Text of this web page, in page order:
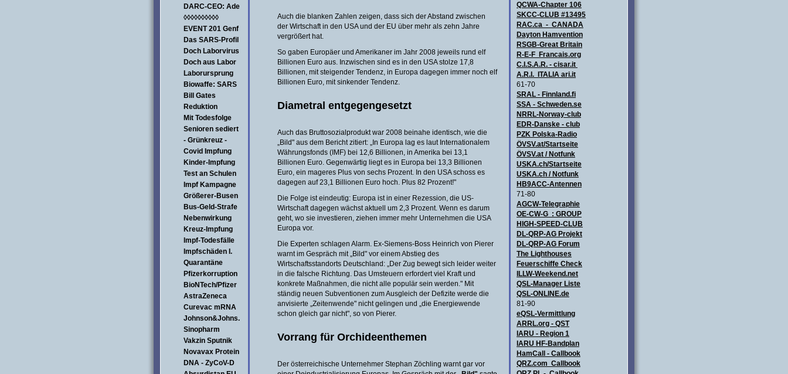
DARC-CEO: Ade
◊◊◊◊◊◊◊◊◊◊
EVENT 201 Genf
Das SARS-Profil
Doch Laborvirus
Doch aus Labor
Laborursprung
Biowaffe: SARS
Bill Gates
Reduktion
Mit Todesfolge
Senioren sediert
- Grünkreuz -
Covid Impfung
Kinder-Impfung
Test an Schulen
Impf Kampagne
Größerer-Busen
Bus-Geld-Strafe
Nebenwirkung
Kreuz-Impfung
Impf-Todesfälle
Impfschäden I.
Quarantäne
Pfizerkorruption
BioNTech/Pfizer
AstraZeneca
Curevac mRNA
Johnson&Johns.
Sinopharm
Vakzin Sputnik
Novavax Protein
DNA - ZyCoV-D
QCWA-Chapter 106
SKCC-CLUB #13495
RAC.ca - CANADA
Dayton Hamvention
RSGB-Great Britain
R-E-F Francais.org
C.I.S.A.R. - cisar.it
A.R.I. ITALIA ari.it
61-70
SRAL - Finnland.fi
SSA - Schweden.se
NRRL-Norway-club
EDR-Danske - club
PZK Polska-Radio
ÖVSV.at/Startseite
ÖVSV.at / Notfunk
USKA.ch/Startseite
USKA.ch / Notfunk
HB9ACC-Antennen
71-80
AGCW-Telegraphie
OE-CW-G : GROUP
HIGH-SPEED-CLUB
DL-QRP-AG Projekt
DL-QRP-AG Forum
The Lighthouses
Feuerschiffe Check
ILLW-Weekend.net
QSL-Manager Liste
QSL-ONLINE.de
81-90
eQSL-Vermittlung
ARRL.org - QST
IARU - Region 1
IARU HF-Bandplan
HamCall - Callbook
QRZ.com Callbook
Auch die blanken Zahlen zeigen, dass sich der Abstand zwischen
der Wirtschaft in den USA und der EU über mehr als zehn Jahre
vergrößert hat.
So gaben Europäer und Amerikaner im Jahr 2008 jeweils rund elf
Billionen Euro aus. Inzwischen sind es in den USA stolze 17,8
Billionen, mit steigender Tendenz, in Europa dagegen immer noch elf
Billionen Euro, mit sinkender Tendenz.
Diametral entgegengesetzt
Auch das Bruttosozialprodukt war 2008 beinahe identisch, wie die
„Bild" aus dem Bericht zitiert: „In Europa lag es laut Internationalem
Währungsfonds (IMF) bei 12,6 Billionen, in Amerika bei 13,1
Billionen Euro. Gegenwärtig liegt es in Europa bei 13,3 Billionen
Euro, ein mageres Plus von sechs Prozent. In den USA schoss es
dagegen auf 23,1 Billionen Euro hoch. Plus 82 Prozent!"
Die Folge ist eindeutig: Europa ist in einer Rezession, die US-
Wirtschaft dagegen wächst aktuell um 2,3 Prozent. Wenn es darum
geht, wo sie investieren, ziehen immer mehr Unternehmen die USA
Europa vor.
Die Experten schlagen Alarm. Ex-Siemens-Boss Heinrich von Pierer
warnt im Gespräch mit „Bild" vor einem Abstieg des
Wirtschaftsstandorts Deutschland: „Der Zug bewegt sich leider weiter
in die falsche Richtung. Das Umsteuern erfordert viel Kraft und
konkrete Maßnahmen, die nicht alle populär sein werden." Mit
ständig neuen Subventionen zum Ausgleich der Defizite werde die
anvisierte „Zeitenwende" nicht gelingen und „die Energiewende
schon gleich gar nicht", so von Pierer.
Vorrang für Orchideenthemen
Der österreichische Unternehmer Stephan Zöchling warnt gar vor